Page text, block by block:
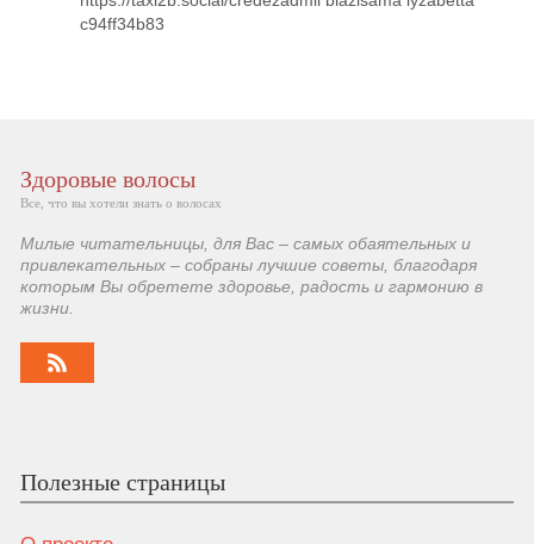
c94ff34b83
Здоровые волосы
Все, что вы хотели знать о волосах
Милые читательницы, для Вас – самых обаятельных и
привлекательных – собраны лучшие советы, благодаря
которым Вы обретете здоровье, радость и гармонию в
жизни.
Полезные страницы